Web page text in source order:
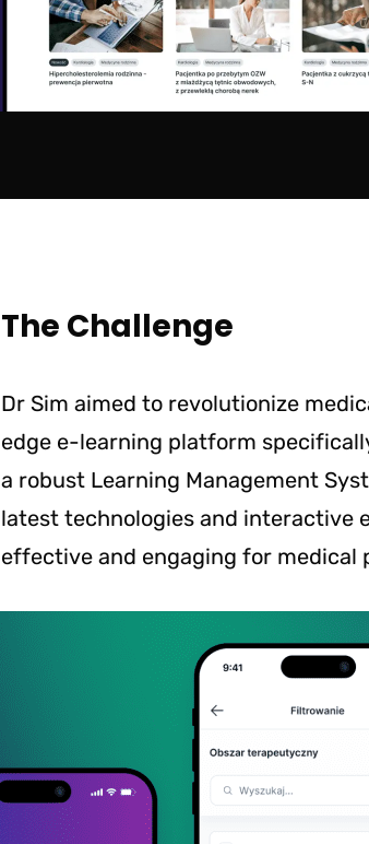
The Challenge
Dr Sim aimed to revolutionize
edge e-learning platform
a robust Learning Management
latest technologies and interactive
effective and engaging for medical